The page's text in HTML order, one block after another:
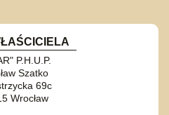
P.H.U.P.
Szatko
69c
Wrocław